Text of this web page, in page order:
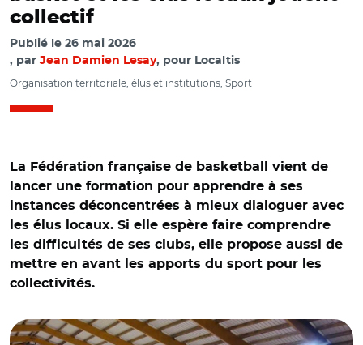
collectif
Publié le 26 mai 2026
par Jean Damien Lesay, pour Localtis
Organisation territoriale, élus et institutions, Sport
La Fédération française de basketball vient de
lancer une formation pour apprendre à ses
instances déconcentrées à mieux dialoguer avec
les élus locaux. Si elle espère faire comprendre
les difficultés de ses clubs, elle propose aussi de
mettre en avant les apports du sport pour les
collectivités.